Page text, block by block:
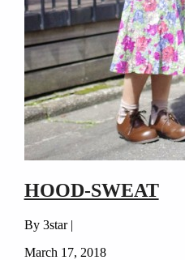
HOOD-SWEAT
By 3star |
March 17, 2018